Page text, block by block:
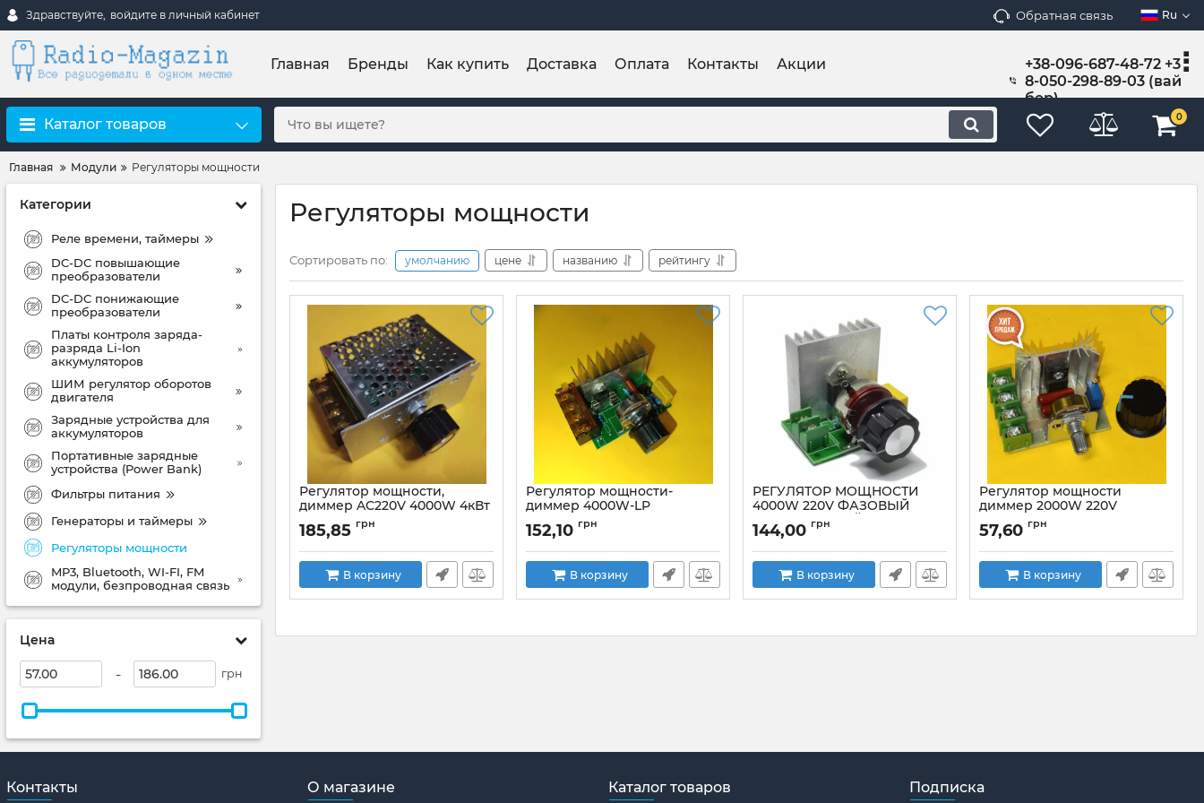
Здравствуйте, войдите в личный кабинет Обратная связь Ru
Главная Бренды Как купить Доставка Оплата Контакты Акции
+38-096-687-48-72 +3
8-050-298-89-03 (вай
бер)
Каталог товаров
0
Главная Модули Регуляторы мощности
Категории
Реле времени, таймеры
DC-DC повышающие
преобразователи
DC-DC понижающие
преобразователи
Платы контроля заряда-
разряда Li-Ion
аккумуляторов
ШИМ регулятор оборотов
двигателя
Зарядные устройства для
аккумуляторов
Портативные зарядные
устройства (Power Bank)
Фильтры питания
Генераторы и таймеры
Регуляторы мощности
MP3, Bluetooth, WI-FI, FM
модули, безпроводная связь
Цена
- грн
Регуляторы мощности
Сортировать по: умолчанию цене названию рейтингу
Регулятор мощности,
диммер AC220V 4000W 4кВт
в корпусе на BTA24
Артикул: AC220V_4кВт_BTA24
185,85 грн
В корзину
Регулятор мощности-
диммер 4000W-LP
низкопрофильный 220V
фазовый симисторный
BTA24-600
Артикул:
152,10 грн
В корзину
РЕГУЛЯТОР МОЩНОСТИ
4000W 220V ФАЗОВЫЙ
СИМИСТОРНЫЙ BTA41-600
Артикул:
РегулятормощностинаBTA41-600
144,00 грн
В корзину
Регулятор мощности
диммер 2000W 220V
фазовый симисторный на
M1661S
Артикул: РМ_2кW_M1661S
57,60 грн
В корзину
Контакты О магазине Каталог товаров Подписка